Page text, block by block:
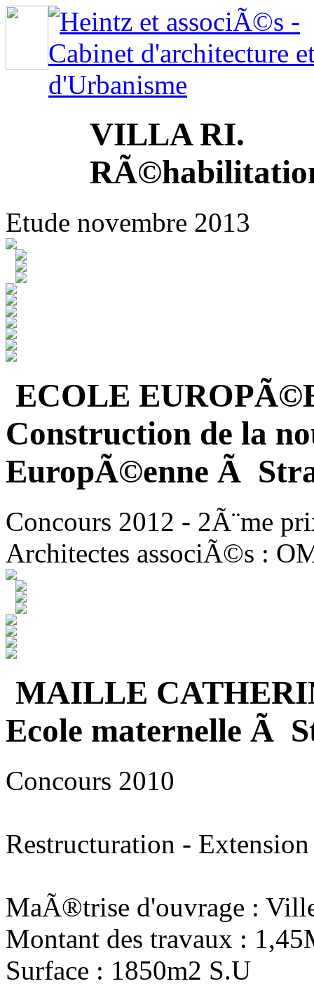
VILLA RI.
Etude novembre 2013
ECOLE
Construction de la
EuropÃ©enne Ã
Concours 2012 - 2Ã¨me
Architectes associÃ©s :
MAILLE
Ecole maternelle Ã
Concours 2010
Restructuration - Extension
MaÃ®trise d'ouvrage :
Montant des travaux :
Surface : 1850m2 S.U